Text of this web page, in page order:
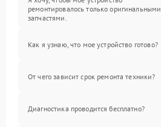
ремонтировалось только оригинальными
запчастями.
Как я узнаю, что мое устройство готово?
От чего зависит срок ремонта техники?
Диагностика проводится бесплатно?